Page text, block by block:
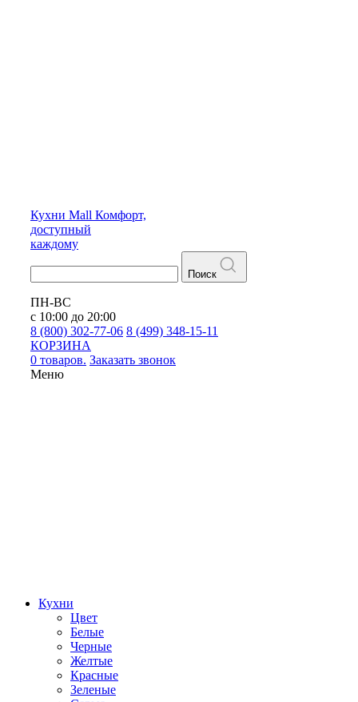
Кухни Mall Комфорт,
доступный
каждому
Поиск
ПН-ВС
с 10:00 до 20:00
8 (800) 302-77-06 8 (499) 348-15-11
КОРЗИНА
0 товаров. Заказать звонок
Меню
Кухни
Цвет
Белые
Черные
Желтые
Красные
Зеленые